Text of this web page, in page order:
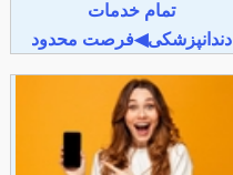
تمام خدمات
دندانپزشکی◀فرصت محدود